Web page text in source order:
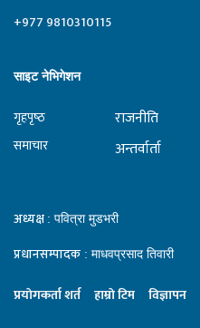
+977 9810310115
साइट नेभिगेशन
गृहपृष्‍ठ
समाचार
राजनीति
अन्तर्वार्ता
अध्यक्ष : पवित्रा मुडभरी
प्रधानसम्पादक : माधवप्रसाद तिवारी
प्रयाेगकर्ता शर्त हाम्राे टिम विज्ञापन